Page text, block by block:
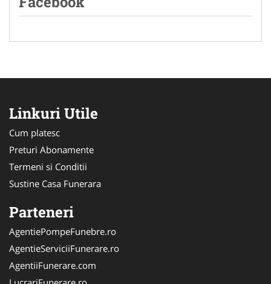
Linkuri Utile
Cum platesc
Preturi Abonamente
Termeni si Conditii
Sustine Casa Funerara
Parteneri
AgentiePompeFunebre.ro
AgentieServiciiFunerare.ro
AgentiiFunerare.com